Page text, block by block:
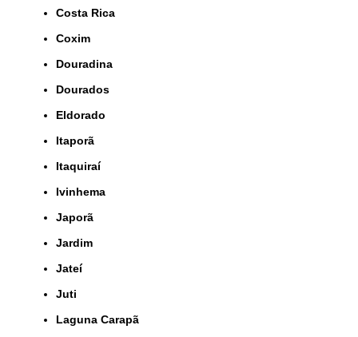
Costa Rica
Coxim
Douradina
Dourados
Eldorado
Itaporã
Itaquiraí
Ivinhema
Japorã
Jardim
Jateí
Juti
Laguna Carapã